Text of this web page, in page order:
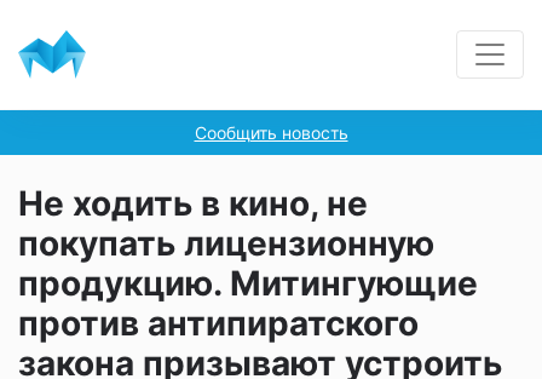
Сообщить новость
Не ходить в кино, не
покупать лицензионную
продукцию. Митингующие
против антипиратского
закона призывают устроить